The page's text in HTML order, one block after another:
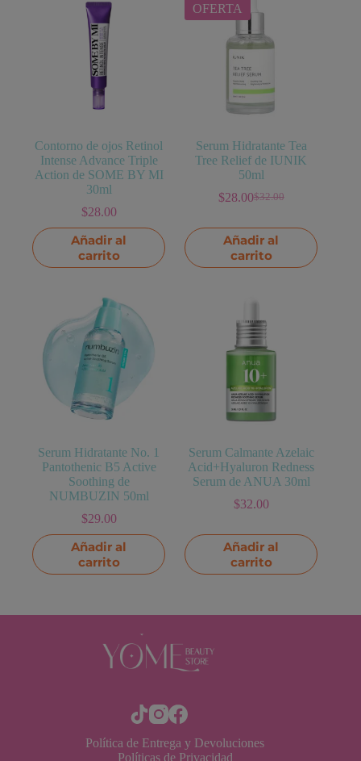
Contorno de ojos Retinol
Intense Advance Triple
Action de SOME BY MI
30ml
$28.00
Añadir al
carrito
OFERTA
Serum Hidratante Tea
Tree Relief de IUNIK
50ml
$32.00
El
original
era:
$32.00.
$28.00El
actual
es:
$28.00.
Añadir al
carrito
Serum Hidratante No. 1
Pantothenic B5 Active
Soothing de
NUMBUZIN 50ml
$29.00
Añadir al
carrito
Serum Calmante Azelaic
Acid+Hyaluron Redness
Serum de ANUA 30ml
$32.00
Añadir al
carrito
Política de Entrega y Devoluciones
Políticas de Privacidad